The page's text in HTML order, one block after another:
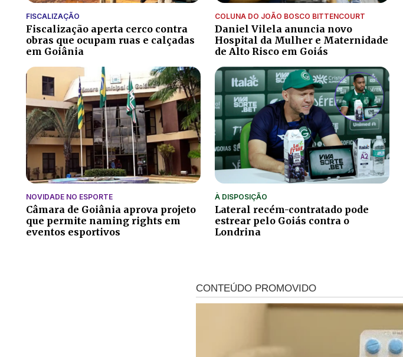
FISCALIZAÇÃO
Fiscalização aperta cerco contra
obras que ocupam ruas e calçadas
em Goiânia
COLUNA DO JOÃO BOSCO BITTENCOURT
Daniel Vilela anuncia novo
Hospital da Mulher e Maternidade
de Alto Risco em Goiás
NOVIDADE NO ESPORTE
Câmara de Goiânia aprova projeto
que permite naming rights em
eventos esportivos
À DISPOSIÇÃO
Lateral recém-contratado pode
estrear pelo Goiás contra o
Londrina